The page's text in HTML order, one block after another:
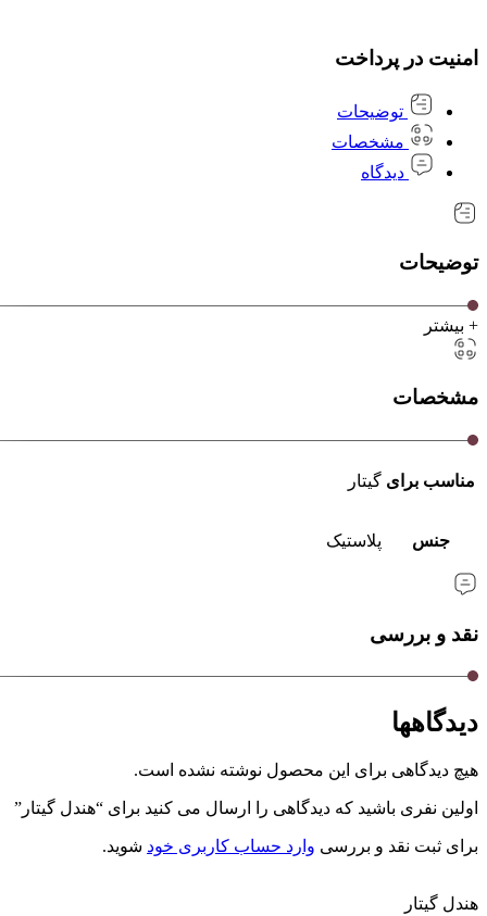
امنیت در پرداخت
توضیحات
مشخصات
دیدگاه
توضیحات
+ بیشتر
مشخصات
مناسب برای گیتار
جنس پلاستیک
نقد و بررسی
دیدگاهها
هیچ دیدگاهی برای این محصول نوشته نشده است.
اولین نفری باشید که دیدگاهی را ارسال می کنید برای “هندل گیتار”
برای ثبت نقد و بررسی وارد حساب کاربری خود شوید.
هندل گیتار